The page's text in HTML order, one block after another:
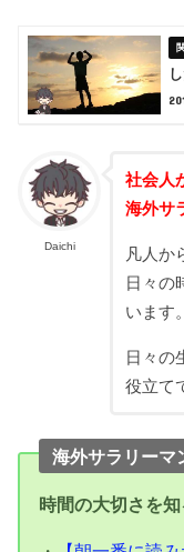
Daichi
社会人
海外サ
凡人か
日々の
います。
日々の
役立て
海外サラリーマ
時間の大切さを知